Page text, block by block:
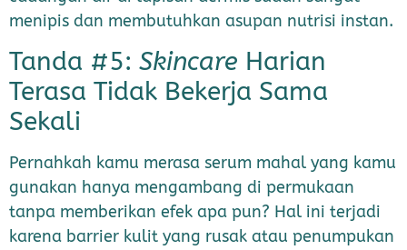
menipis dan membutuhkan asupan nutrisi instan.
Tanda #5: Skincare Harian
Terasa Tidak Bekerja Sama
Sekali
Pernahkah kamu merasa serum mahal yang kamu
gunakan hanya mengambang di permukaan
tanpa memberikan efek apa pun? Hal ini terjadi
karena barrier kulit yang rusak atau penumpukan